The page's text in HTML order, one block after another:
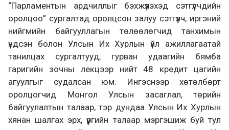
“Парламентын ардчиллыг бэхжүүлэхэд сэтгүүлчдийн
оролцоо” сургалтад оролцсон залуу сэтгүүлч, иргэний
нийгмийн байгууллагын төлөөлөгчид танхимын
үндсэн болон Улсын Их Хурлын үйл ажиллагаатай
танилцах сургалтууд, гурван удаагийн бямба
гаригийн зочны лекцээр нийт 48 кредит цагийн
агуулгыг судалсан юм. Ингэснээр хөтөлбөрт
оролцогчид Монгол Улсын засаглал, төрийн
байгуулалтын талаар, тэр дундаа Улсын Их Хурлын
хянан шалгах эрх, үүргийн талаар мэргэшиж буй тул